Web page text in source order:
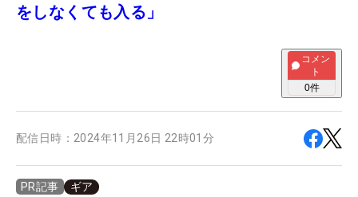
をしなくても入る」
コメン
ト
0件
配信日時： 2024年11月26日 22時01分
PR記事 ギア